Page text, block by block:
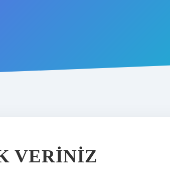
VERINIZ